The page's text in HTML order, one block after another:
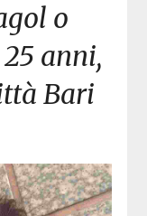
o
anni,
Bari